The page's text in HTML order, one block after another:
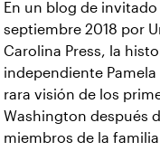
En un blog de
septiembre 2018 por
Carolina Press, la
independiente
rara visión de los
Washington después
miembros de la